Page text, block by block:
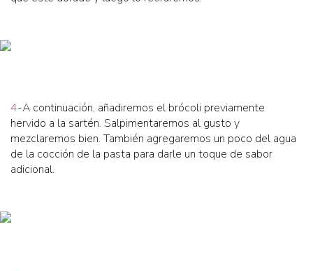
4-A continuación, añadiremos el brócoli previamente
hervido a la sartén. Salpimentaremos al gusto y
mezclaremos bien. También agregaremos un poco del agua
de la cocción de la pasta para darle un toque de sabor
adicional.